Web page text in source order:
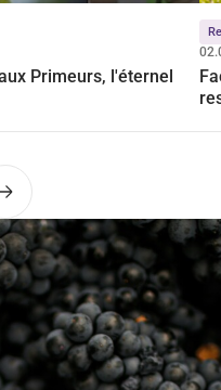
Primeurs, l'éternel
Suivant